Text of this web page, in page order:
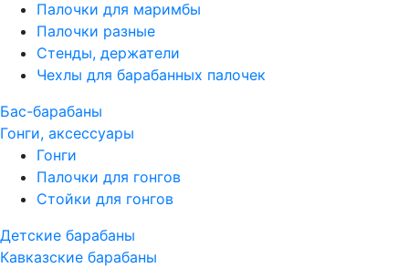
Палочки для маримбы
Палочки разные
Стенды, держатели
Чехлы для барабанных палочек
Бас-барабаны
Гонги, аксессуары
Гонги
Палочки для гонгов
Стойки для гонгов
Детские барабаны
Кавказские барабаны